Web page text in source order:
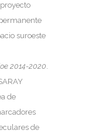
suroeste
2014-2020.
de
de